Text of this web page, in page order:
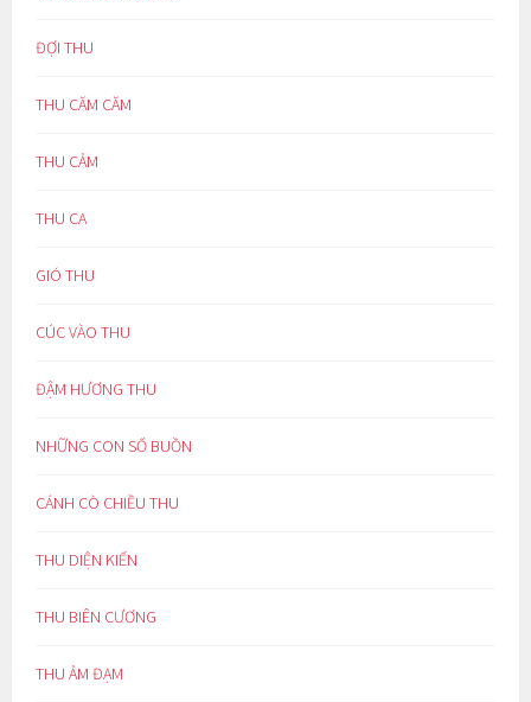
ĐỢI THU
THU CĂM CĂM
THU CẢM
THU CA
GIÓ THU
CÚC VÀO THU
ĐẬM HƯƠNG THU
NHỮNG CON SỐ BUỒN
CÁNH CÒ CHIỀU THU
THU DIỆN KIẾN
THU BIÊN CƯƠNG
THU ẢM ĐẠM